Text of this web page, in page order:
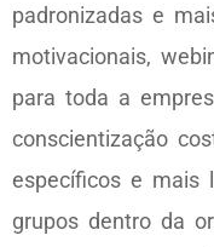
padronizadas e
motivacionais,
para toda a
conscientização
específicos e mais
grupos dentro da